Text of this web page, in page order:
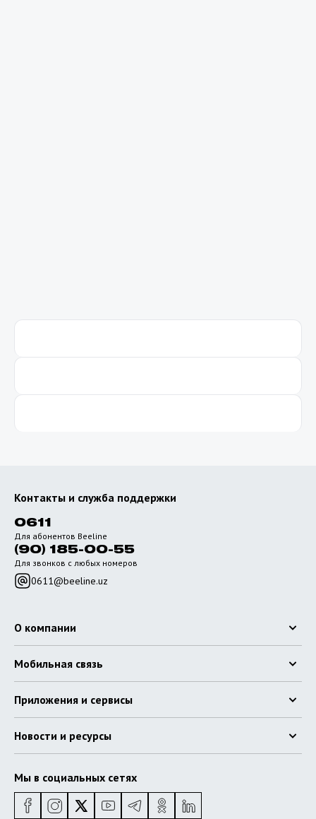
управления своими финансами прямо с ......
Контакты и служба поддержки
0611
Для абонентов Beeline
(90) 185-00-55
Для звонков с любых номеров
0611@beeline.uz
О компании
Мобильная связь
Приложения и сервисы
Новости и ресурсы
Мы в социальных сетях